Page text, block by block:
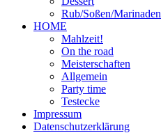
Rub/Soßen/Marinaden
HOME
Mahlzeit!
On the road
Meisterschaften
Allgemein
Party time
Testecke
Impressum
Datenschutzerklärung